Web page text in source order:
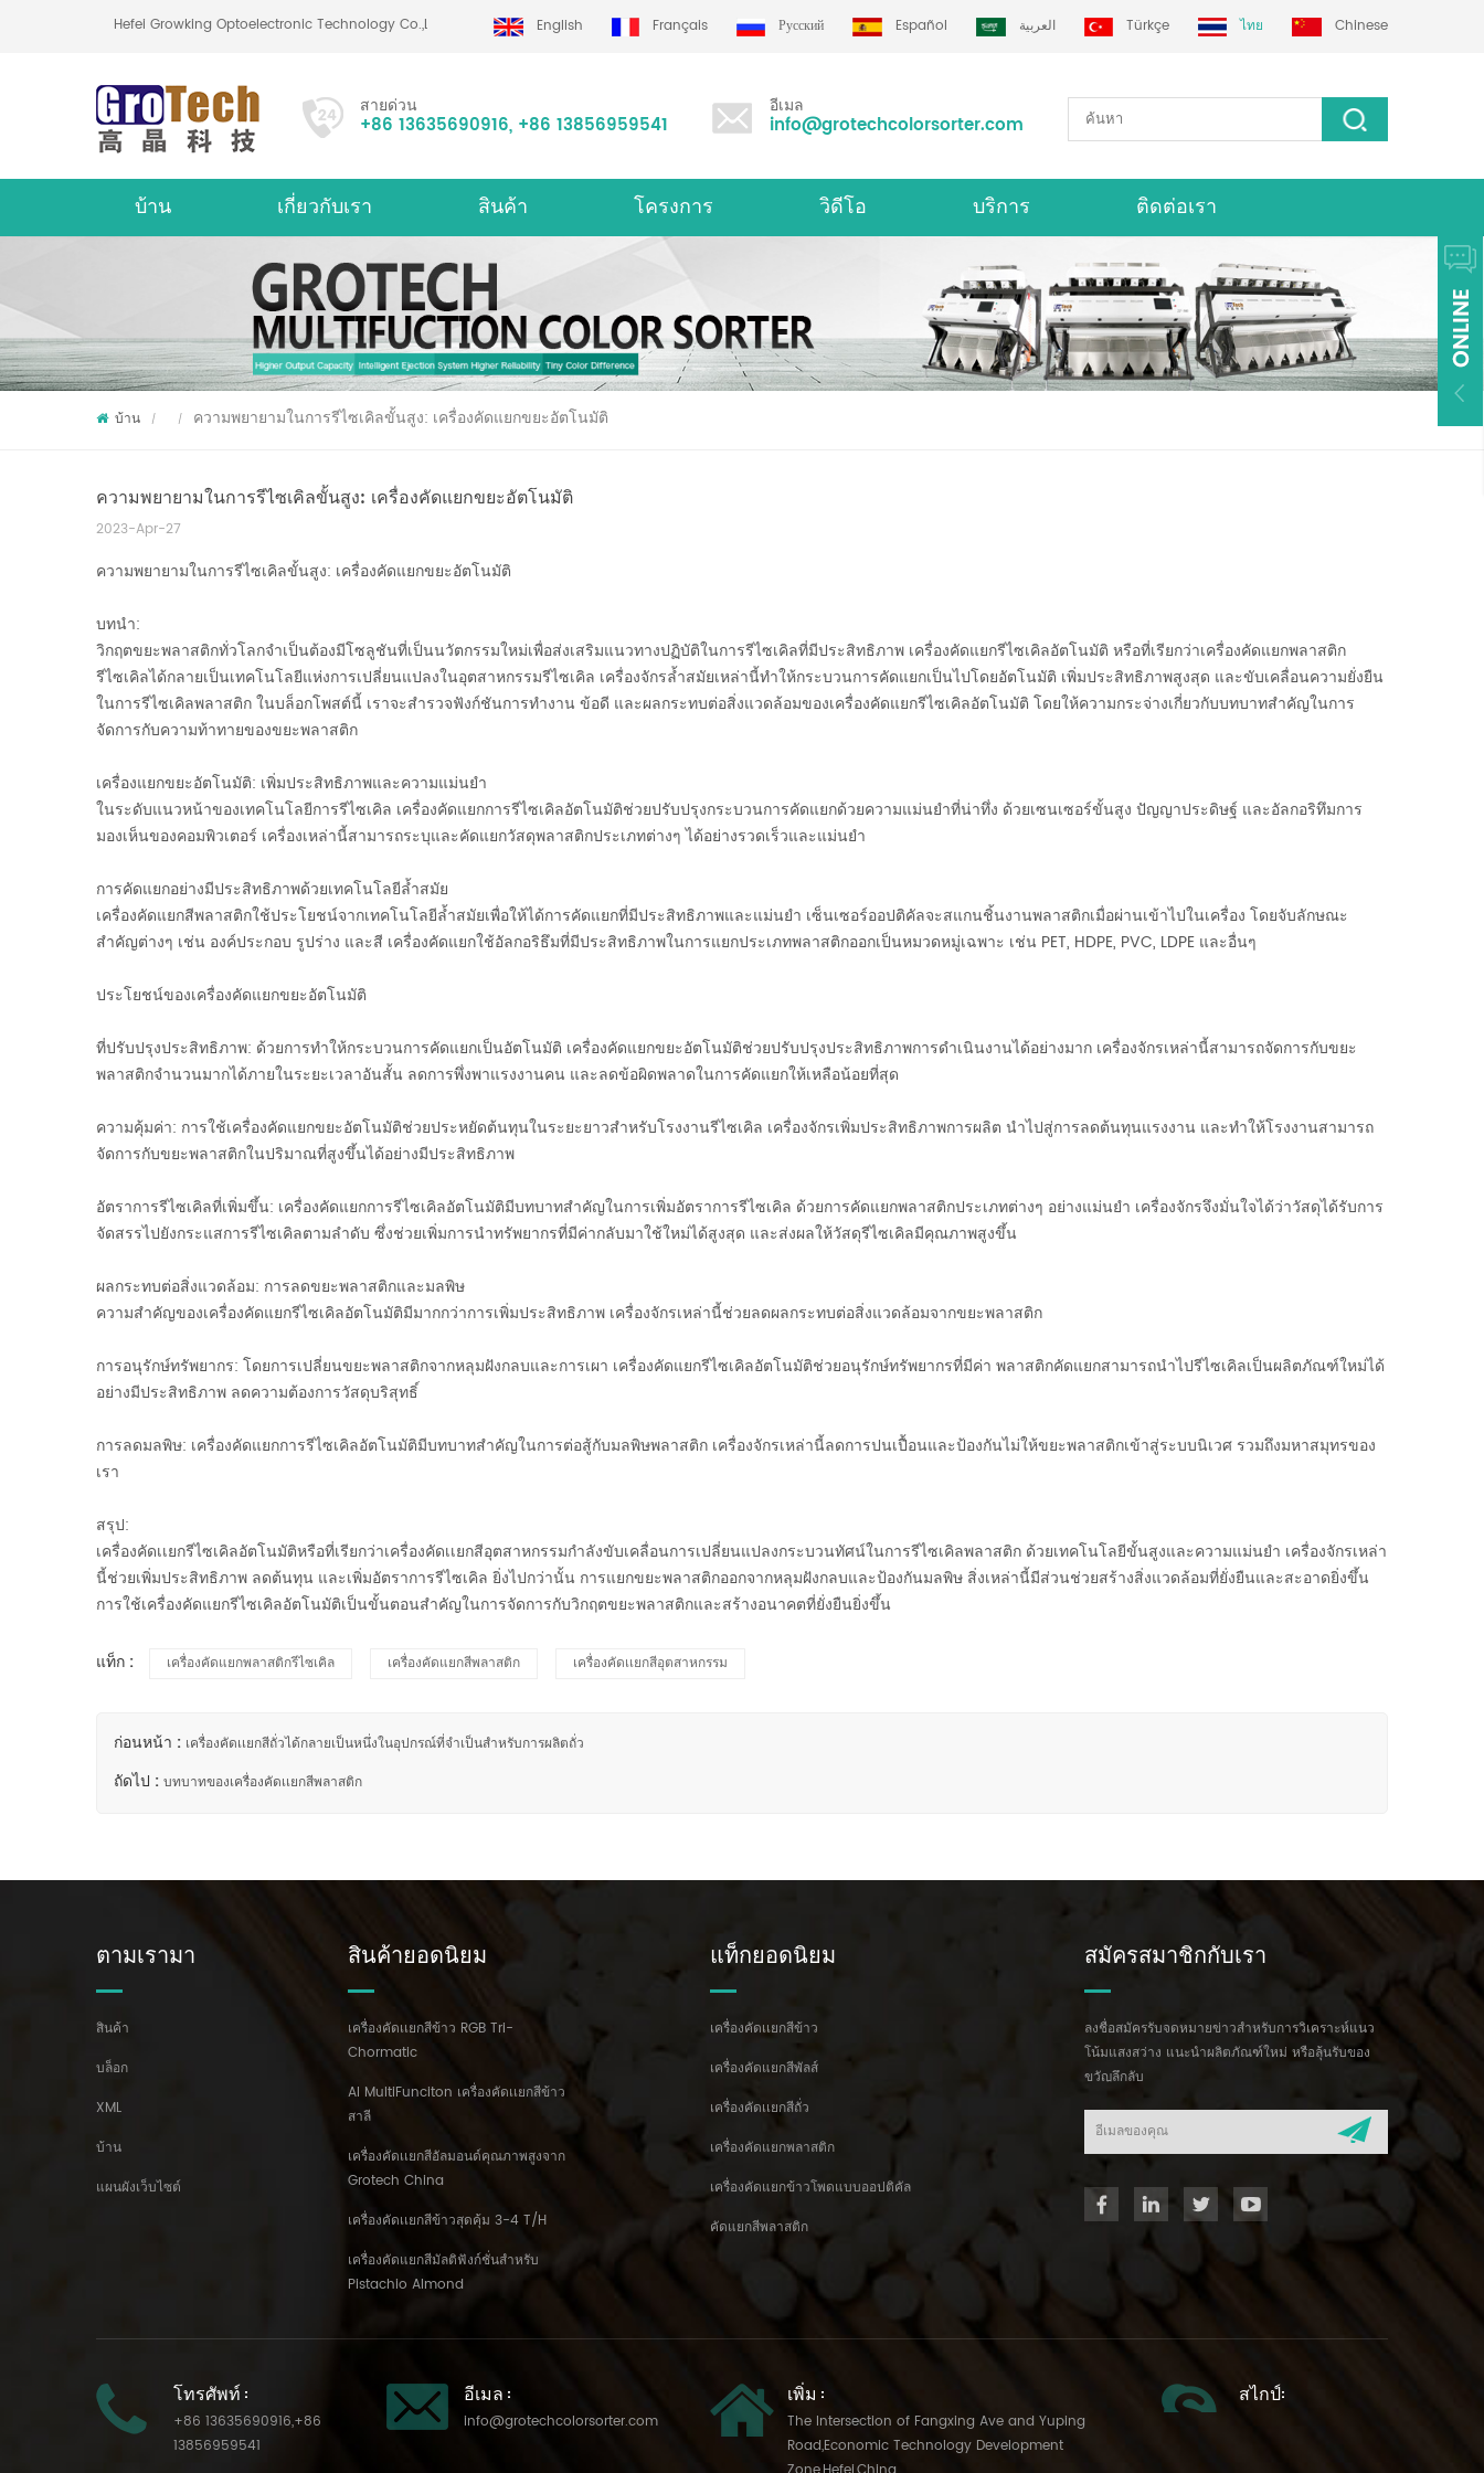
Hefei Growking Optoelectronic Technology Co.,Ltd English Français Русский Español العربية Türkçe ไทย Chinese
สายด่วน
+86 13635690916, +86 13856959541
อีเมล
info@grotechcolorsorter.com
บ้าน เกี่ยวกับเรา สินค้า โครงการ วิดีโอ บริการ ติดต่อเรา
บ้าน / / ความพยายามในการรีไซเคิลขั้นสูง: เครื่องคัดแยกขยะอัตโนมัติ
ความพยายามในการรีไซเคิลขั้นสูง: เครื่องคัดแยกขยะอัตโนมัติ
2023-Apr-27
ความพยายามในการรีไซเคิลขั้นสูง: เครื่องคัดแยกขยะอัตโนมัติ
บทนำ:
วิกฤตขยะพลาสติกทั่วโลกจำเป็นต้องมีโซลูชันที่เป็นนวัตกรรมใหม่เพื่อส่งเสริมแนวทางปฏิบัติในการรีไซเคิลที่มีประสิทธิภาพ เครื่องคัดแยกรีไซเคิลอัตโนมัติ หรือที่เรียกว่าเครื่องคัดแยกพลาสติก
รีไซเคิลได้กลายเป็นเทคโนโลยีแห่งการเปลี่ยนแปลงในอุตสาหกรรมรีไซเคิล เครื่องจักรล้ำสมัยเหล่านี้ทำให้กระบวนการคัดแยกเป็นไปโดยอัตโนมัติ เพิ่มประสิทธิภาพสูงสุด และขับเคลื่อนความยั่งยืน
ในการรีไซเคิลพลาสติก ในบล็อกโพสต์นี้ เราจะสำรวจฟังก์ชันการทำงาน ข้อดี และผลกระทบต่อสิ่งแวดล้อมของเครื่องคัดแยกรีไซเคิลอัตโนมัติ โดยให้ความกระจ่างเกี่ยวกับบทบาทสำคัญในการ
จัดการกับความท้าทายของขยะพลาสติก
เครื่องแยกขยะอัตโนมัติ: เพิ่มประสิทธิภาพและความแม่นยำ
ในระดับแนวหน้าของเทคโนโลยีการรีไซเคิล เครื่องคัดแยกการรีไซเคิลอัตโนมัติช่วยปรับปรุงกระบวนการคัดแยกด้วยความแม่นยำที่น่าทึ่ง ด้วยเซนเซอร์ขั้นสูง ปัญญาประดิษฐ์ และอัลกอริทึมการ
มองเห็นของคอมพิวเตอร์ เครื่องเหล่านี้สามารถระบุและคัดแยกวัสดุพลาสติกประเภทต่างๆ ได้อย่างรวดเร็วและแม่นยำ
การคัดแยกอย่างมีประสิทธิภาพด้วยเทคโนโลยีล้ำสมัย
เครื่องคัดแยกสีพลาสติกใช้ประโยชน์จากเทคโนโลยีล้ำสมัยเพื่อให้ได้การคัดแยกที่มีประสิทธิภาพและแม่นยำ เซ็นเซอร์ออปติคัลจะสแกนชิ้นงานพลาสติกเมื่อผ่านเข้าไปในเครื่อง โดยจับลักษณะ
สำคัญต่างๆ เช่น องค์ประกอบ รูปร่าง และสี เครื่องคัดแยกใช้อัลกอริธึมที่มีประสิทธิภาพในการแยกประเภทพลาสติกออกเป็นหมวดหมู่เฉพาะ เช่น PET, HDPE, PVC, LDPE และอื่นๆ
ประโยชน์ของเครื่องคัดแยกขยะอัตโนมัติ
ที่ปรับปรุงประสิทธิภาพ: ด้วยการทำให้กระบวนการคัดแยกเป็นอัตโนมัติ เครื่องคัดแยกขยะอัตโนมัติช่วยปรับปรุงประสิทธิภาพการดำเนินงานได้อย่างมาก เครื่องจักรเหล่านี้สามารถจัดการกับขยะ
พลาสติกจำนวนมากได้ภายในระยะเวลาอันสั้น ลดการพึ่งพาแรงงานคน และลดข้อผิดพลาดในการคัดแยกให้เหลือน้อยที่สุด
ความคุ้มค่า: การใช้เครื่องคัดแยกขยะอัตโนมัติช่วยประหยัดต้นทุนในระยะยาวสำหรับโรงงานรีไซเคิล เครื่องจักรเพิ่มประสิทธิภาพการผลิต นำไปสู่การลดต้นทุนแรงงาน และทำให้โรงงานสามารถ
จัดการกับขยะพลาสติกในปริมาณที่สูงขึ้นได้อย่างมีประสิทธิภาพ
อัตราการรีไซเคิลที่เพิ่มขึ้น: เครื่องคัดแยกการรีไซเคิลอัตโนมัติมีบทบาทสำคัญในการเพิ่มอัตราการรีไซเคิล ด้วยการคัดแยกพลาสติกประเภทต่างๆ อย่างแม่นยำ เครื่องจักรจึงมั่นใจได้ว่าวัสดุได้รับการ
จัดสรรไปยังกระแสการรีไซเคิลตามลำดับ ซึ่งช่วยเพิ่มการนำทรัพยากรที่มีค่ากลับมาใช้ใหม่ได้สูงสุด และส่งผลให้วัสดุรีไซเคิลมีคุณภาพสูงขึ้น
ผลกระทบต่อสิ่งแวดล้อม: การลดขยะพลาสติกและมลพิษ
ความสำคัญของเครื่องคัดแยกรีไซเคิลอัตโนมัติมีมากกว่าการเพิ่มประสิทธิภาพ เครื่องจักรเหล่านี้ช่วยลดผลกระทบต่อสิ่งแวดล้อมจากขยะพลาสติก
การอนุรักษ์ทรัพยากร: โดยการเปลี่ยนขยะพลาสติกจากหลุมฝังกลบและการเผา เครื่องคัดแยกรีไซเคิลอัตโนมัติช่วยอนุรักษ์ทรัพยากรที่มีค่า พลาสติกคัดแยกสามารถนำไปรีไซเคิลเป็นผลิตภัณฑ์ใหม่ได้
อย่างมีประสิทธิภาพ ลดความต้องการวัสดุบริสุทธิ์
การลดมลพิษ: เครื่องคัดแยกการรีไซเคิลอัตโนมัติมีบทบาทสำคัญในการต่อสู้กับมลพิษพลาสติก เครื่องจักรเหล่านี้ลดการปนเปื้อนและป้องกันไม่ให้ขยะพลาสติกเข้าสู่ระบบนิเวศ รวมถึงมหาสมุทรของ
เรา
สรุป:
เครื่องคัดเเยกรีไซเคิลอัตโนมัติหรือที่เรียกว่าเครื่องคัดเเยกสีอุตสาหกรรมกำลังขับเคลื่อนการเปลี่ยนแปลงกระบวนทัศน์ในการรีไซเคิลพลาสติก ด้วยเทคโนโลยีขั้นสูงและความแม่นยำ เครื่องจักรเหล่า
นี้ช่วยเพิ่มประสิทธิภาพ ลดต้นทุน และเพิ่มอัตราการรีไซเคิล ยิ่งไปกว่านั้น การแยกขยะพลาสติกออกจากหลุมฝังกลบและป้องกันมลพิษ สิ่งเหล่านี้มีส่วนช่วยสร้างสิ่งแวดล้อมที่ยั่งยืนและสะอาดยิ่งขึ้น
การใช้เครื่องคัดแยกรีไซเคิลอัตโนมัติเป็นขั้นตอนสำคัญในการจัดการกับวิกฤตขยะพลาสติกและสร้างอนาคตที่ยั่งยืนยิ่งขึ้น
แท็ก : เครื่องคัดแยกพลาสติกรีไซเคิล เครื่องคัดแยกสีพลาสติก เครื่องคัดเเยกสีอุตสาหกรรม
ก่อนหน้า : เครื่องคัดเเยกสีถั่วได้กลายเป็นหนึ่งในอุปกรณ์ที่จำเป็นสำหรับการผลิตถั่ว
ถัดไป : บทบาทของเครื่องคัดเเยกสีพลาสติก
ตามเรามา
สินค้า
บล็อก
XML
บ้าน
แผนผังเว็บไซต์
สินค้ายอดนิยม
เครื่องคัดเเยกสีข้าว RGB Tri-
Chormatic
AI MultiFunciton เครื่องคัดเเยกสีข้าว
สาลี
เครื่องคัดเเยกสีอัลมอนด์คุณภาพสูงจาก
Grotech China
เครื่องคัดเเยกสีข้าวสุดคุ้ม 3-4 T/H
เครื่องคัดแยกสีมัลติฟังก์ชั่นสำหรับ
Pistachio Almond
แท็กยอดนิยม
เครื่องคัดเเยกสีข้าว
เครื่องคัดแยกสีพัลส์
เครื่องคัดเเยกสีถั่ว
เครื่องคัดแยกพลาสติก
เครื่องคัดแยกข้าวโพดแบบออปติคัล
คัดแยกสีพลาสติก
สมัครสมาชิกกับเรา
ลงชื่อสมัครรับจดหมายข่าวสำหรับการวิเคราะห์แนว
โน้มแสงสว่าง แนะนำผลิตภัณฑ์ใหม่ หรือลุ้นรับของ
ขวัญลึกลับ
โทรศัพท์ :
+86 13635690916,+86
13856959541
อีเมล :
info@grotechcolorsorter.com
เพิ่ม :
The Intersection of Fangxing Ave and Yuping
Road,Economic Technology Development
สไกป์: